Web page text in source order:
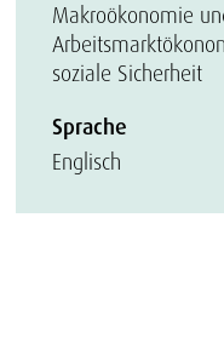
Makroökonomie
soziale Sicherheit
Sprache
Englisch